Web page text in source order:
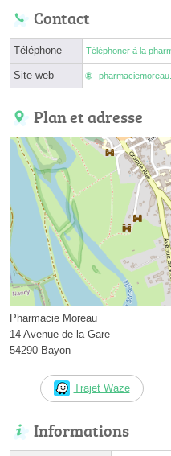
Contact
Téléphone Téléphoner à la
Site web
Plan et adresse
Pharmacie Moreau
14 Avenue de la Gare
54290 Bayon
Trajet Waze
Informations